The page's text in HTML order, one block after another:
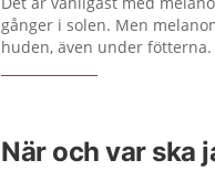
gånger i solen. Men
huden, även under fötterna.
När och var ska